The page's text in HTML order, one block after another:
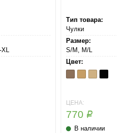
XL
Тип товара:
Чулки
Размер:
S/M, M/L
Цвет:
Daino Melon Naturel
Nero
ЦЕНА:
770 Р
В наличии